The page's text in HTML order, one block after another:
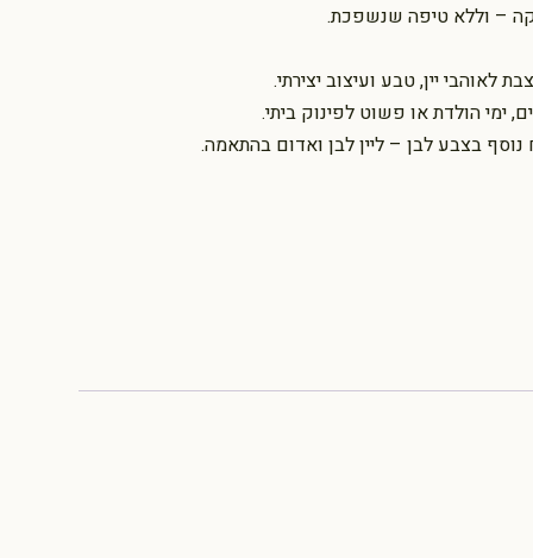
– וללא טיפה שנשפכת.
לאוהבי יין, טבע ועיצוב יצירתי.
ימי הולדת או פשוט לפינוק ביתי.
בצבע לבן – ליין לבן ואדום בהתאמה.